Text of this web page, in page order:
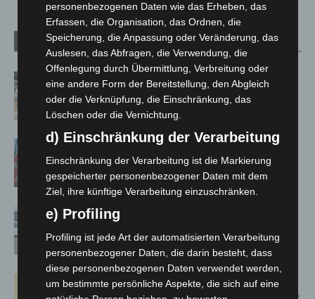
Verwandte Artikel Mehr vom Autor
Kunst trifft Weingenuss: Barbara-
Susann Mehring zeigt ihre Werke im
Jacques’ Wein-Depot Isernhagen
A2: Zweite Turbobaustelle startet
zwischen Hannover-West und
Bothfeld
Niedersachsen: Feuerwehrkräfte
kehren nach Waldbrandeinsatz aus
Spanien zurück
Hannover: Erste Tigermücken-
personenbezogenen Daten wie das Erheben, das
Erfassen, die Organisation, das Ordnen, die
Speicherung, die Anpassung oder Veränderung, das
Auslesen, das Abfragen, die Verwendung, die
Offenlegung durch Übermittlung, Verbreitung oder
eine andere Form der Bereitstellung, den Abgleich
oder die Verknüpfung, die Einschränkung, das
Löschen oder die Vernichtung.
d) Einschränkung der Verarbeitung
Einschränkung der Verarbeitung ist die Markierung
gespeicherter personenbezogener Daten mit dem
Ziel, ihre künftige Verarbeitung einzuschränken.
e) Profiling
Profiling ist jede Art der automatisierten Verarbeitung
personenbezogener Daten, die darin besteht, dass
diese personenbezogenen Daten verwendet werden,
um bestimmte persönliche Aspekte, die sich auf eine